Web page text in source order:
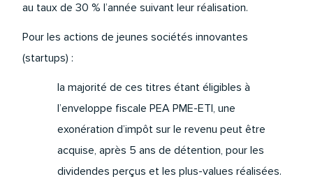
au taux de 30 % l’année suivant leur réalisation.
Pour les actions de jeunes sociétés innovantes
(startups) :
la majorité de ces titres étant éligibles à
l’enveloppe fiscale PEA PME-ETI, une
exonération d’impôt sur le revenu peut être
acquise, après 5 ans de détention, pour les
dividendes perçus et les plus-values réalisées.